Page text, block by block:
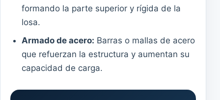
formando la parte superior y rígida de la
losa.
Armado de acero: Barras o mallas de acero
que refuerzan la estructura y aumentan su
capacidad de carga.